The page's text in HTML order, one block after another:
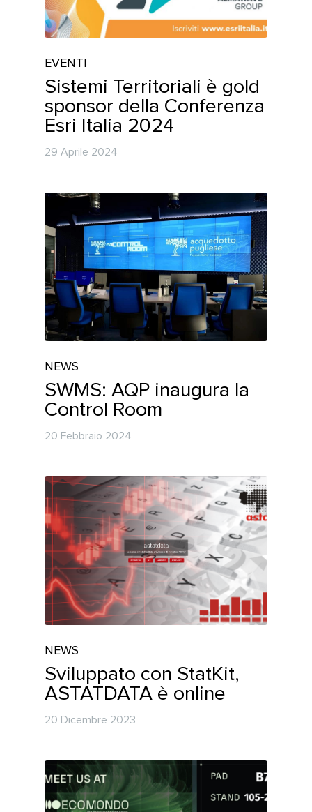
EVENTI
Sistemi Territoriali è gold
sponsor della Conferenza
Esri Italia 2024
29 Aprile 2024
NEWS
SWMS: AQP inaugura la
Control Room
20 Febbraio 2024
NEWS
Sviluppato con StatKit,
ASTATDATA è online
20 Dicembre 2023